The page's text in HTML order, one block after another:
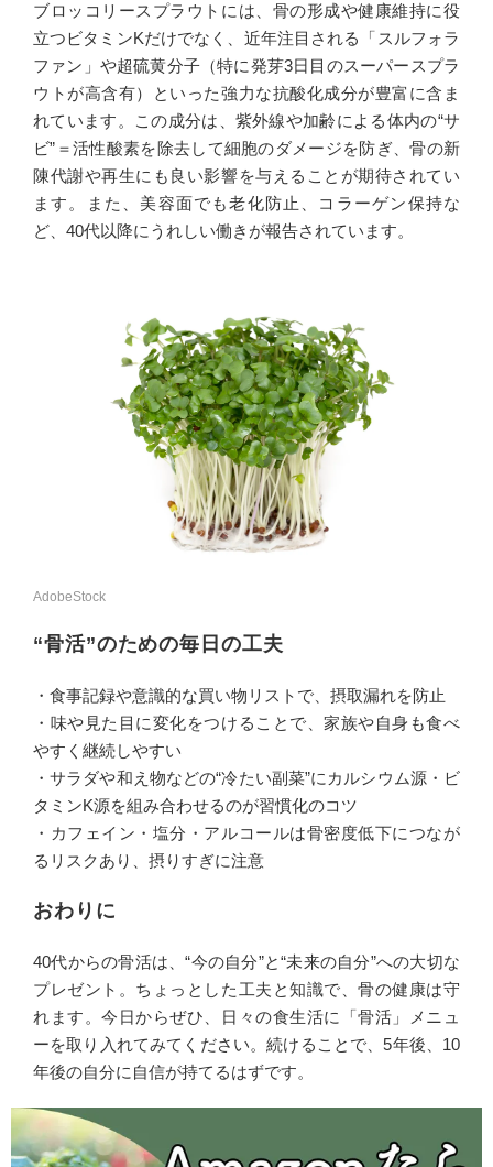
ブロッコリースプラウトには、骨の形成や健康維持に役
立つビタミンKだけでなく、近年注目される「スルフォラ
ファン」や超硫黄分子（特に発芽3日目のスーパースプラ
ウトが高含有）といった強力な抗酸化成分が豊富に含ま
れています。この成分は、紫外線や加齢による体内の“サ
ビ”＝活性酸素を除去して細胞のダメージを防ぎ、骨の新
陳代謝や再生にも良い影響を与えることが期待されてい
ます。また、美容面でも老化防止、コラーゲン保持な
ど、40代以降にうれしい働きが報告されています。
AdobeStock
“骨活”のための毎日の工夫
・食事記録や意識的な買い物リストで、摂取漏れを防止
・味や見た目に変化をつけることで、家族や自身も食べ
やすく継続しやすい
・サラダや和え物などの“冷たい副菜”にカルシウム源・ビ
タミンK源を組み合わせるのが習慣化のコツ
・カフェイン・塩分・アルコールは骨密度低下につなが
るリスクあり、摂りすぎに注意
おわりに
40代からの骨活は、“今の自分”と“未来の自分”への大切な
プレゼント。ちょっとした工夫と知識で、骨の健康は守
れます。今日からぜひ、日々の食生活に「骨活」メニュ
ーを取り入れてみてください。続けることで、5年後、10
年後の自分に自信が持てるはずです。